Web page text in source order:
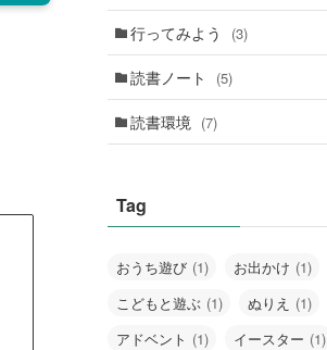
行ってみよう (3)
読書ノート (5)
読書環境 (7)
Tag
おうち遊び (1) お出かけ (1)
こどもと遊ぶ (1) ぬりえ (1)
アドベント (1) イースター (1)